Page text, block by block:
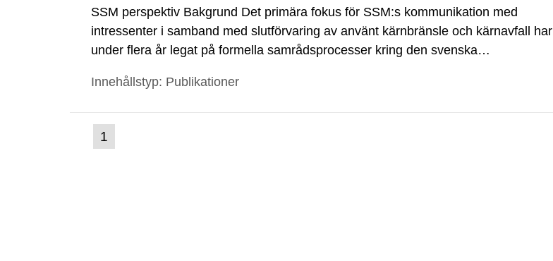
SSM perspektiv Bakgrund Det primära fokus för SSM:s kommunikation med
intressenter i samband med slutförvaring av använt kärnbränsle och kärnavfall har
under flera år legat på formella samrådsprocesser kring den svenska
tillståndsansökningar enligt kärntekniklagen.
Innehållstyp: Publikationer
Gå
till
1